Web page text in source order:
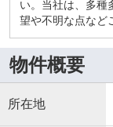
い。当社は、多種
望や不明な点など
物件概要
所在地